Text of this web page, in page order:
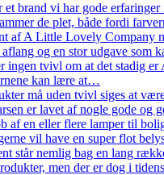
brand vi har gode erfaringer
de plet, både fordi
af A Little Lovely Company
og en stor udgave som
ingen tvivl om at det stadig
kan lære at…
må uden tvivl siges at
er lavet af nogle gode og
af en eller flere lamper til
vil have en super flot
står nemlig bag en lang
men der er dog i